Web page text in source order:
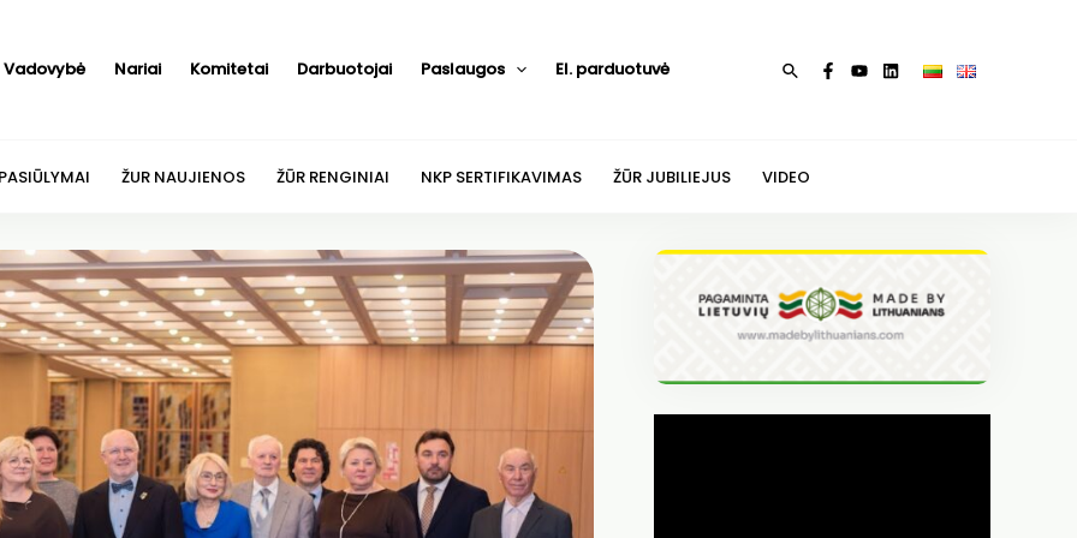
Vadovybė Nariai Komitetai Darbuotojai Paslaugos El. parduotuvė Paieška
ŽUR NAUJIENOS ŽŪR RENGINIAI NKP SERTIFIKAVIMAS ŽŪR JUBILIEJUS VIDEO